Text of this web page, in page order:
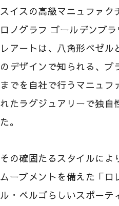
スイスの高級マニュファ
ロノグラフ ゴールデンブ
レアートは、八角形ベゼ
のデザインで知られる、
までを自社で行うマニュ
れたラグジュアリーで独自
た。
その確固たるスタイルに
ムーブメントを備えた「
ル・ペルゴらしいスポー